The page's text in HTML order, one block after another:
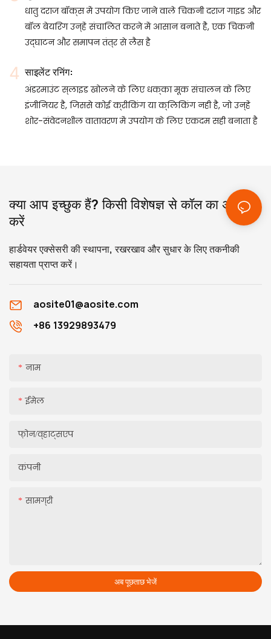
धातु दराज बॉक्स में उपयोग किए जाने वाले चिकनी दराज गाइड और
बॉल बेयरिंग उन्हें संचालित करने में आसान बनाते हैं, एक चिकनी
उद्घाटन और समापन तंत्र से लैस है
साइलेंट रनिंग:
अंडरमाउंट स्लाइड खोलने के लिए धक्का मूक संचालन के लिए
इंजीनियर है, जिससे कोई क्रीकिंग या क्लिकिंग नहीं है, जो उन्हें
शोर-संवेदनशील वातावरण में उपयोग के लिए एकदम सही बनाता है
क्या आप इच्छुक हैं? किसी विशेषज्ञ से कॉल का अनुरोध
करें
हार्डवेयर एक्सेसरी की स्थापना, रखरखाव और सुधार के लिए तकनीकी
सहायता प्राप्त करें।
aosite01@aosite.com
+86 13929893479
नाम
ईमेल
फ़ोन/व्हाट्सएप
कंपनी
सामग्री
अब पूछताछ भेजें